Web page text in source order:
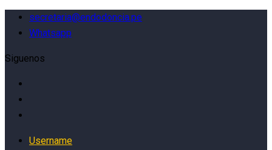
secretaria@endodoncia.pe
Whatsapp
Siguenos
Username